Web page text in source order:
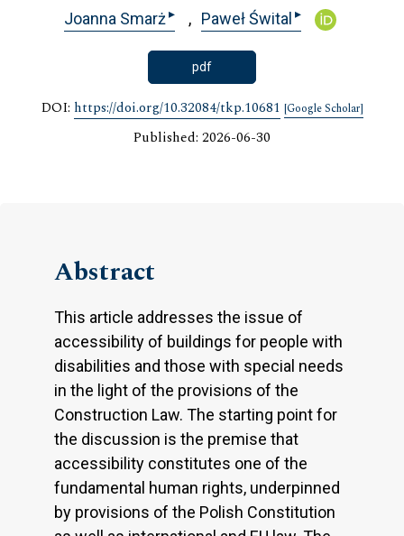
Joanna Smarż ▸ Paweł Śwital ▸
pdf
DOI: https://doi.org/10.32084/tkp.10681 [Google Scholar]
Published: 2026-06-30
Abstract
This article addresses the issue of
accessibility of buildings for people with
disabilities and those with special needs
in the light of the provisions of the
Construction Law. The starting point for
the discussion is the premise that
accessibility constitutes one of the
fundamental human rights, underpinned
by provisions of the Polish Constitution